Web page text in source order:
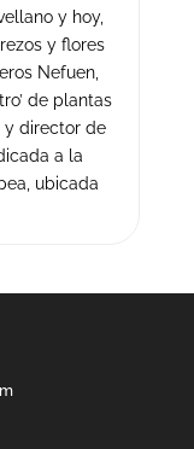
y hoy,
y flores
Nefuen,
de plantas
y director de
a la
ubicada